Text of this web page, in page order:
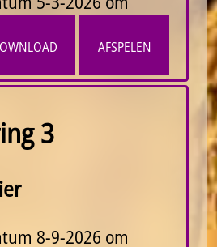
afspelen
3
8-9-2026 om